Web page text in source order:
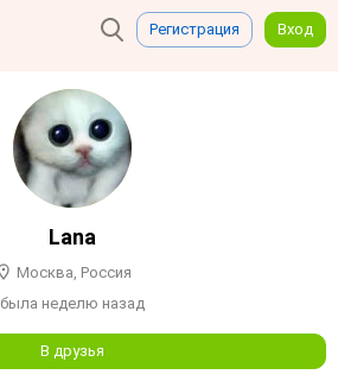
Регистрация Вход
Lana
Москва, Россия
была неделю назад
В друзья